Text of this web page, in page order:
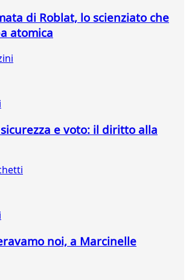
di Roblat, lo scienziato che
atomica
e voto: il diritto alla
noi, a Marcinelle